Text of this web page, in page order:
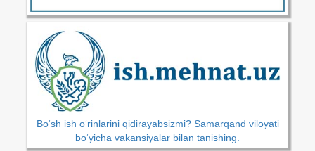
Bo‘sh ish o‘rinlarini qidirayabsizmi? Samarqand viloyati
bo‘yicha vakansiyalar bilan tanishing.